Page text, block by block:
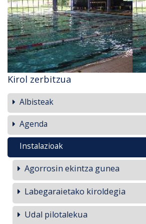
Kirol zerbitzua
Albisteak
Agenda
Instalazioak
Agorrosin ekintza gunea
Labegaraietako kiroldegia
Udal pilotalekua